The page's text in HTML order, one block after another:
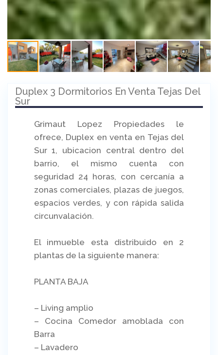
Duplex 3 Dormitorios En Venta Tejas Del
Sur
Grimaut Lopez Propiedades le
ofrece, Duplex en venta en Tejas del
Sur 1, ubicacion central dentro del
barrio, el mismo cuenta con
seguridad 24 horas, con cercanía a
zonas comerciales, plazas de juegos,
espacios verdes, y con rápida salida
circunvalación.
El inmueble esta distribuido en 2
plantas de la siguiente manera:
PLANTA BAJA
– Living amplio
– Cocina Comedor amoblada con
Barra
– Lavadero